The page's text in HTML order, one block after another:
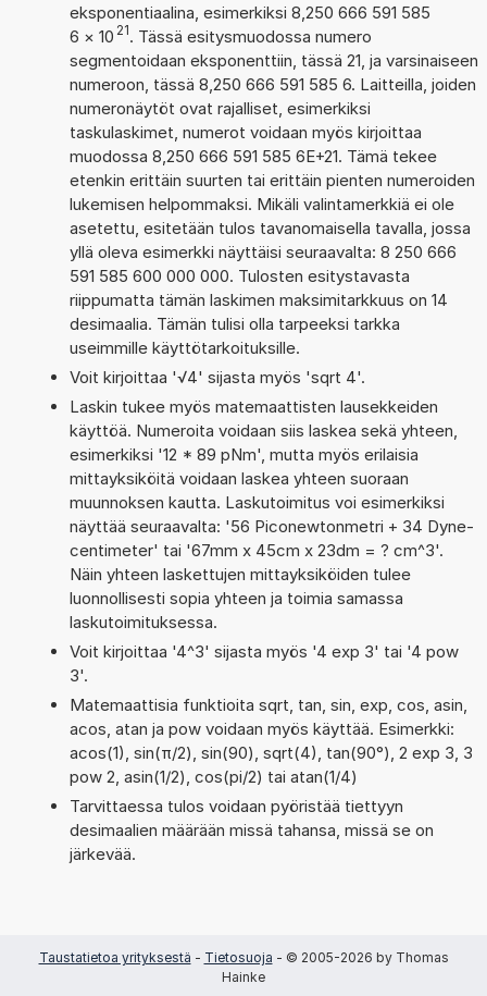
eksponentiaalina, esimerkiksi 8,250 666 591 585
6 × 10 21. Tässä esitysmuodossa numero
segmentoidaan eksponenttiin, tässä 21, ja varsinaiseen
numeroon, tässä 8,250 666 591 585 6. Laitteilla, joiden
numeronäytöt ovat rajalliset, esimerkiksi
taskulaskimet, numerot voidaan myös kirjoittaa
muodossa 8,250 666 591 585 6E+21. Tämä tekee
etenkin erittäin suurten tai erittäin pienten numeroiden
lukemisen helpommaksi. Mikäli valintamerkkiä ei ole
asetettu, esitetään tulos tavanomaisella tavalla, jossa
yllä oleva esimerkki näyttäisi seuraavalta: 8 250 666
591 585 600 000 000. Tulosten esitystavasta
riippumatta tämän laskimen maksimitarkkuus on 14
desimaalia. Tämän tulisi olla tarpeeksi tarkka
useimmille käyttötarkoituksille.
Voit kirjoittaa '√4' sijasta myös 'sqrt 4'.
Laskin tukee myös matemaattisten lausekkeiden
käyttöä. Numeroita voidaan siis laskea sekä yhteen,
esimerkiksi '12 * 89 pNm', mutta myös erilaisia
mittayksiköitä voidaan laskea yhteen suoraan
muunnoksen kautta. Laskutoimitus voi esimerkiksi
näyttää seuraavalta: '56 Piconewtonmetri + 34 Dyne-
centimeter' tai '67mm x 45cm x 23dm = ? cm^3'.
Näin yhteen laskettujen mittayksiköiden tulee
luonnollisesti sopia yhteen ja toimia samassa
laskutoimituksessa.
Voit kirjoittaa '4^3' sijasta myös '4 exp 3' tai '4 pow
3'.
Matemaattisia funktioita sqrt, tan, sin, exp, cos, asin,
acos, atan ja pow voidaan myös käyttää. Esimerkki:
acos(1), sin(π/2), sin(90), sqrt(4), tan(90°), 2 exp 3, 3
pow 2, asin(1/2), cos(pi/2) tai atan(1/4)
Tarvittaessa tulos voidaan pyöristää tiettyyn
desimaalien määrään missä tahansa, missä se on
järkevää.
Taustatietoa yrityksestä - Tietosuoja - © 2005-2026 by Thomas
Hainke